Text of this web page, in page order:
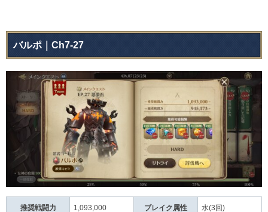
バルポ｜Ch7-27
推奨戦闘力 1,093,000 ブレイク属性 水(3回)